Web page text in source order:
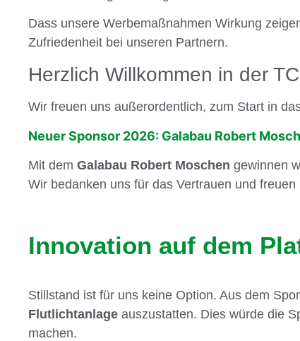
Dass unsere Werbemaßnahmen Wirkung
Zufriedenheit bei unseren Partnern.
Herzlich Willkommen in der
Wir freuen uns außerordentlich, zum Start in
Neuer Sponsor 2026: Galabau Robert
Mit dem Galabau Robert Moschen gewinnen
Wir bedanken uns für das Vertrauen und
Innovation auf dem
Stillstand ist für uns keine Option. Aus dem
Flutlichtanlage auszustatten. Dies würde die
machen.